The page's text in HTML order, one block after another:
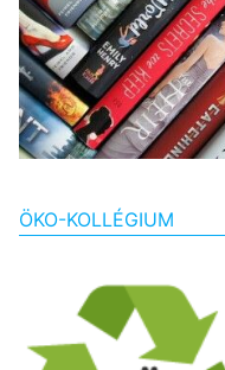
ÖKO-KOLLÉGIUM